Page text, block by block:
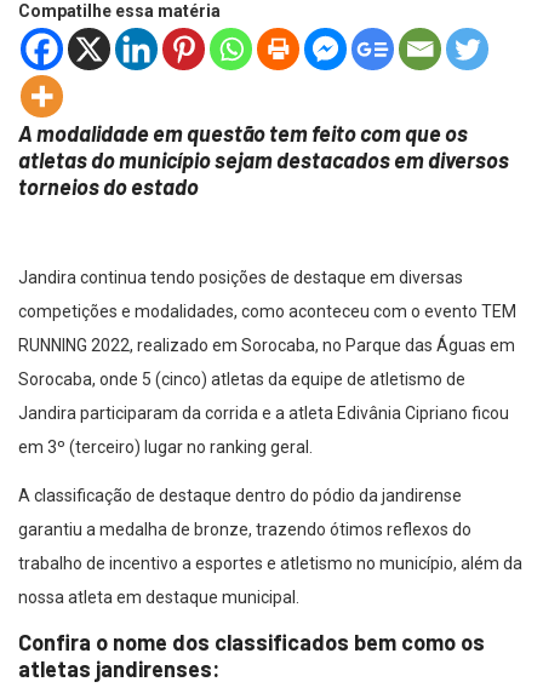
Compatilhe essa matéria
A modalidade em questão tem feito com que os
atletas do município sejam destacados em diversos
torneios do estado
Jandira continua tendo posições de destaque em diversas
competições e modalidades, como aconteceu com o evento TEM
RUNNING 2022, realizado em Sorocaba, no Parque das Águas em
Sorocaba, onde 5 (cinco) atletas da equipe de atletismo de
Jandira participaram da corrida e a atleta Edivânia Cipriano ficou
em 3º (terceiro) lugar no ranking geral.
A classificação de destaque dentro do pódio da jandirense
garantiu a medalha de bronze, trazendo ótimos reflexos do
trabalho de incentivo a esportes e atletismo no município, além da
nossa atleta em destaque municipal.
Confira o nome dos classificados bem como os
atletas jandirenses: